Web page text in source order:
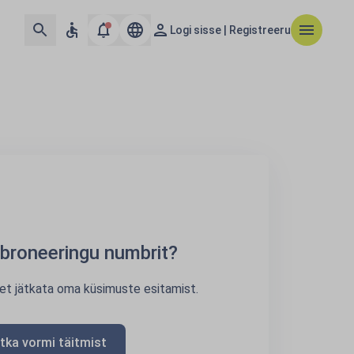
Logi sisse | Registreeru
numbrit?
jätkata oma küsimuste esitamist.
vormi täitmist